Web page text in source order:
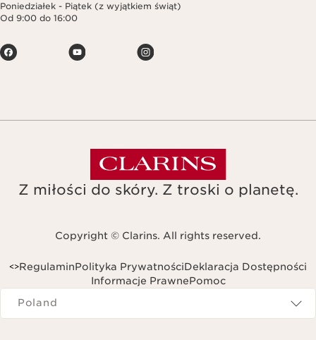
Poniedziałek - Piątek (z wyjątkiem świąt)
Od 9:00 do 16:00
Z miłości do skóry. Z troski o planetę.
Copyright © Clarins. All rights reserved.
RegulaminPolityka PrywatnościDeklaracja Dostępności
<
Informacje Prawne
>
Pomoc
Navigates to
Poland